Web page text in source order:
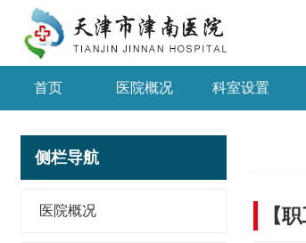
首页 医院概况 科室设置
侧栏导航
医院概况 【